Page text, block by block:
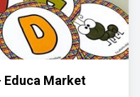
Educa Market